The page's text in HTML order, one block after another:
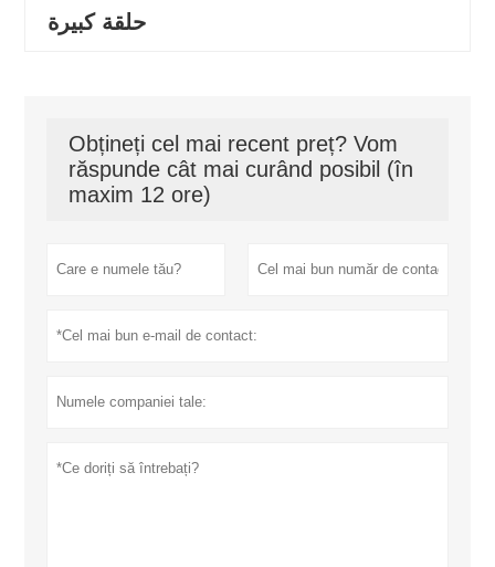
حلقة كبيرة
Obțineți cel mai recent preț? Vom
răspunde cât mai curând posibil (în
maxim 12 ore)